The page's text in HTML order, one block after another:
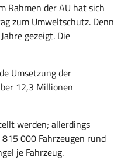
Rahmen der AU hat sich
zum Umweltschutz. Denn
gezeigt. Die
Umsetzung der
12,3 Millionen
werden; allerdings
000 Fahrzeugen rund
je Fahrzeug.